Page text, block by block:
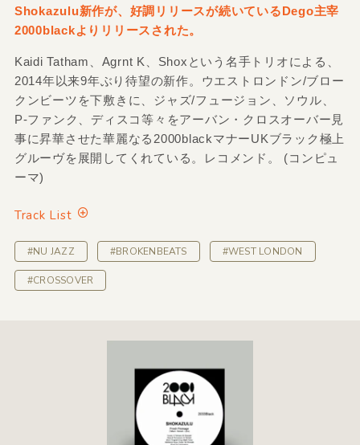
Shokazulu新作が、好調リリースが続いているDego主宰
2000blackよりリリースされた。
Kaidi Tatham、Agrnt K、Shoxという名手トリオによる、
2014年以来9年ぶり待望の新作。ウエストロンドン/ブロー
クンビーツを下敷きに、ジャズ/フュージョン、ソウル、
P-ファンク、ディスコ等々をアーバン・クロスオーバー見
事に昇華させた華麗なる2000blackマナーUKブラック極上
グルーヴを展開してくれている。レコメンド。 (コンピュ
ーマ)
Track List
#NU JAZZ #BROKENBEATS #WEST LONDON
#CROSSOVER